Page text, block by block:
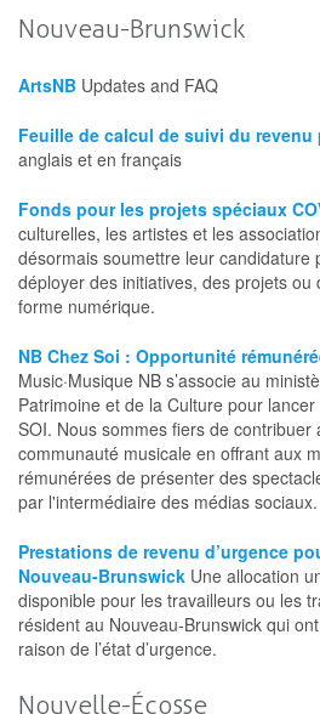
Nouveau-Brunswick
ArtsNB Updates and FAQ
Feuille de calcul de suivi du revenu
anglais et en français
Fonds pour les projets spéciaux
culturelles, les artistes et les
désormais soumettre leur candidature
déployer des initiatives, des projets ou
forme numérique.
NB Chez Soi : Opportunité
Music·Musique NB s’associe au
Patrimoine et de la Culture pour
SOI. Nous sommes fiers de
communauté musicale en offrant aux
rémunérées de présenter des
par l'intermédiaire des médias sociaux.
Prestations de revenu d’urgence
Nouveau-Brunswick Une allocation
disponible pour les travailleurs ou les
résident au Nouveau-Brunswick qui
raison de l’état d’urgence.
Nouvelle-Écosse